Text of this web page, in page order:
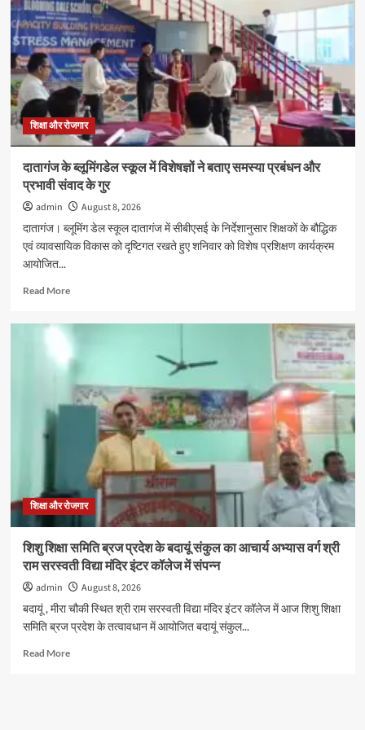
के
अवसर
पर
पोस्टर
प्रतियोगिता
का
आयोजन
शिक्षा और रोजगार
दातागंज के ब्लूमिंगडेल स्कूल में विशेषज्ञों ने बताए समस्या प्रबंधन और
प्रभावी संवाद के गुर
admin
August 8, 2026
दातागंज। ब्लूमिंग डेल स्कूल दातागंज में सीबीएसई के निर्देशानुसार शिक्षकों के बौद्धिक
एवं व्यावसायिक विकास को दृष्टिगत रखते हुए शनिवार को विशेष प्रशिक्षण कार्यक्रम
आयोजित...
Read MoreRead
दातागंज
ब्लूमिंगडेल
विशेषज्ञों
समस्या
प्रबंधन
और
प्रभावी
गुर
शिक्षा और रोजगार
शिशु शिक्षा समिति ब्रज प्रदेश के बदायूं संकुल का आचार्य अभ्यास वर्ग श्री
राम सरस्वती विद्या मंदिर इंटर कॉलेज में संपन्न
admin
August 8, 2026
बदायूं , मीरा चौकी स्थित श्री राम सरस्वती विद्या मंदिर इंटर कॉलेज में आज शिशु शिक्षा
समिति ब्रज प्रदेश के तत्वावधान में आयोजित बदायूं संकुल...
Read MoreRead